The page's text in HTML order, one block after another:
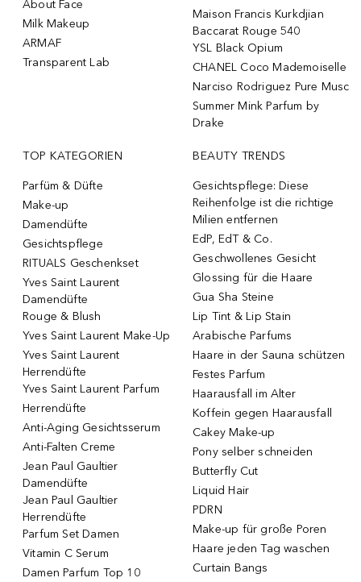
About Face
Milk Makeup
ARMAF
Transparent Lab
Maison Francis Kurkdjian
Baccarat Rouge 540
YSL Black Opium
CHANEL Coco Mademoiselle
Narciso Rodriguez Pure Musc
Summer Mink Parfum by
Drake
TOP KATEGORIEN
Parfüm & Düfte
Make-up
Damendüfte
Gesichtspflege
RITUALS Geschenkset
Yves Saint Laurent
Damendüfte
Rouge & Blush
Yves Saint Laurent Make-Up
Yves Saint Laurent
Herrendüfte
Yves Saint Laurent Parfum
Herrendüfte
Anti-Aging Gesichtsserum
Anti-Falten Creme
Jean Paul Gaultier
Damendüfte
Jean Paul Gaultier
Herrendüfte
Parfum Set Damen
Vitamin C Serum
Damen Parfum Top 10
BEAUTY TRENDS
Gesichtspflege: Diese
Reihenfolge ist die richtige
Milien entfernen
EdP, EdT & Co.
Geschwollenes Gesicht
Glossing für die Haare
Gua Sha Steine
Lip Tint & Lip Stain
Arabische Parfums
Haare in der Sauna schützen
Festes Parfum
Haarausfall im Alter
Koffein gegen Haarausfall
Cakey Make-up
Pony selber schneiden
Butterfly Cut
Liquid Hair
PDRN
Make-up für große Poren
Haare jeden Tag waschen
Curtain Bangs